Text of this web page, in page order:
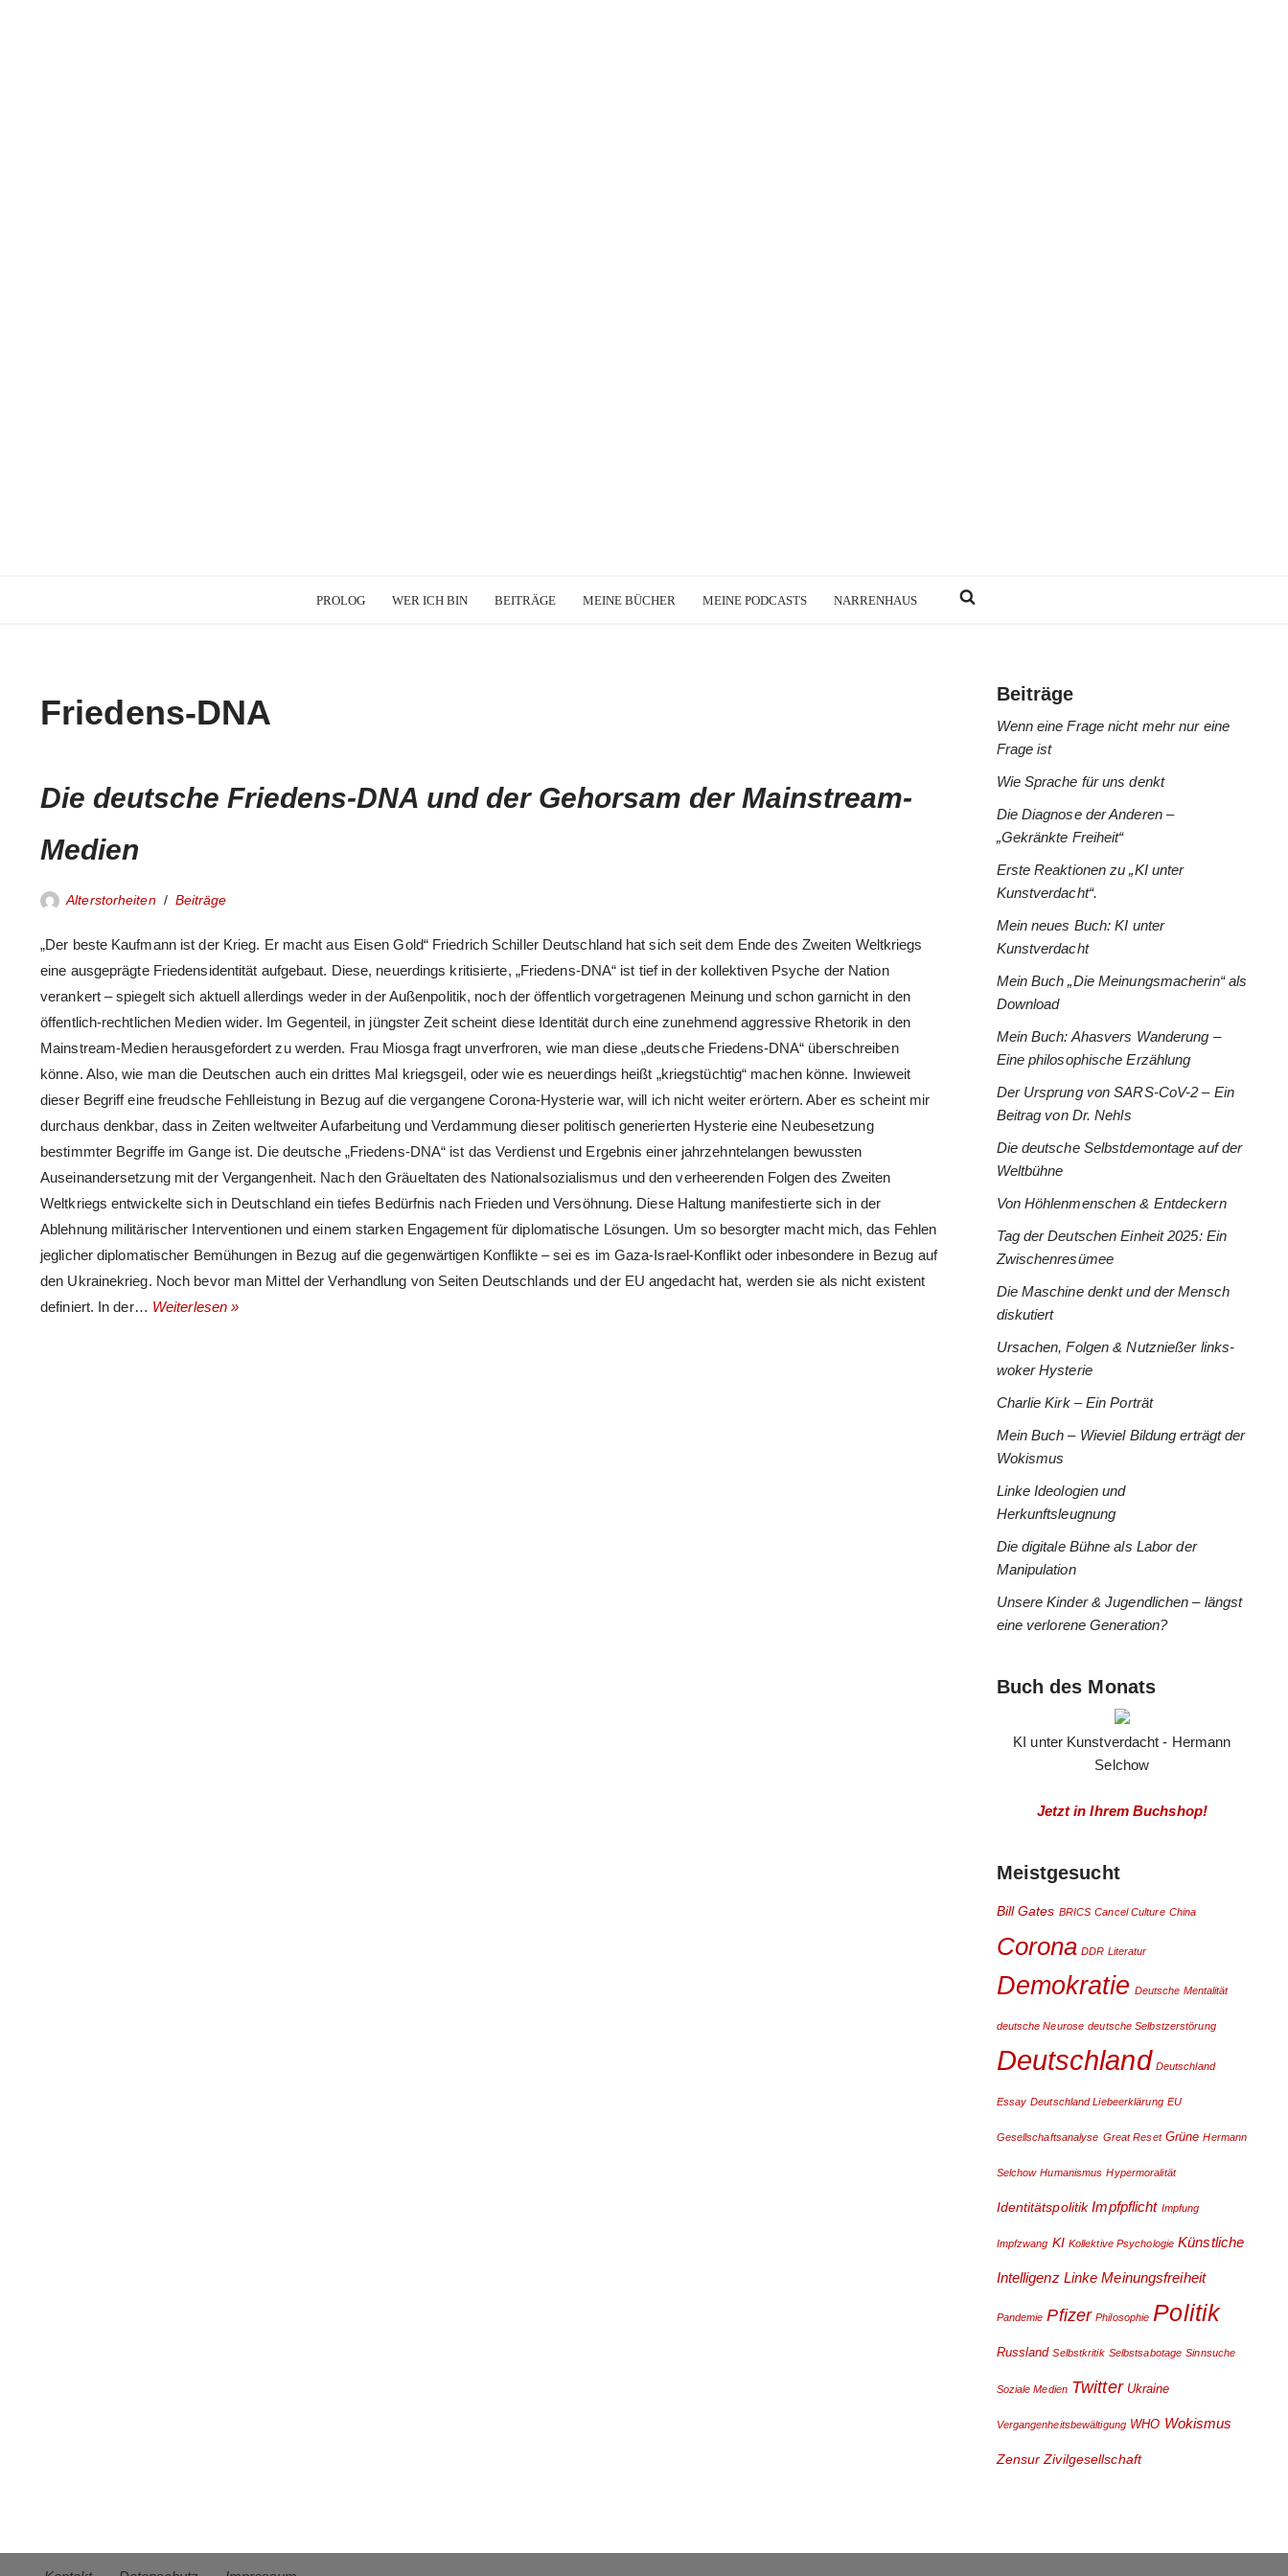
PROLOG WER ICH BIN BEITRÄGE MEINE BÜCHER MEINE PODCASTS NARRENHAUS
Friedens-DNA
Die deutsche Friedens-DNA und der Gehorsam der Mainstream-
Medien
Alterstorheiten Beiträge
„Der beste Kaufmann ist der Krieg. Er macht aus Eisen Gold“ Friedrich Schiller Deutschland hat sich seit dem Ende des Zweiten Weltkriegs
eine ausgeprägte Friedensidentität aufgebaut. Diese, neuerdings kritisierte, „Friedens-DNA“ ist tief in der kollektiven Psyche der Nation
verankert – spiegelt sich aktuell allerdings weder in der Außenpolitik, noch der öffentlich vorgetragenen Meinung und schon garnicht in den
öffentlich-rechtlichen Medien wider. Im Gegenteil, in jüngster Zeit scheint diese Identität durch eine zunehmend aggressive Rhetorik in den
Mainstream-Medien herausgefordert zu werden. Frau Miosga fragt unverfroren, wie man diese „deutsche Friedens-DNA“ überschreiben
könne. Also, wie man die Deutschen auch ein drittes Mal kriegsgeil, oder wie es neuerdings heißt „kriegstüchtig“ machen könne. Inwieweit
dieser Begriff eine freudsche Fehlleistung in Bezug auf die vergangene Corona-Hysterie war, will ich nicht weiter erörtern. Aber es scheint mir
durchaus denkbar, dass in Zeiten weltweiter Aufarbeitung und Verdammung dieser politisch generierten Hysterie eine Neubesetzung
bestimmter Begriffe im Gange ist. Die deutsche „Friedens-DNA“ ist das Verdienst und Ergebnis einer jahrzehntelangen bewussten
Auseinandersetzung mit der Vergangenheit. Nach den Gräueltaten des Nationalsozialismus und den verheerenden Folgen des Zweiten
Weltkriegs entwickelte sich in Deutschland ein tiefes Bedürfnis nach Frieden und Versöhnung. Diese Haltung manifestierte sich in der
Ablehnung militärischer Interventionen und einem starken Engagement für diplomatische Lösungen. Um so besorgter macht mich, das Fehlen
jeglicher diplomatischer Bemühungen in Bezug auf die gegenwärtigen Konflikte – sei es im Gaza-Israel-Konflikt oder inbesondere in Bezug auf
den Ukrainekrieg. Noch bevor man Mittel der Verhandlung von Seiten Deutschlands und der EU angedacht hat, werden sie als nicht existent
definiert. In der… Weiterlesen »
Beiträge
Wenn eine Frage nicht mehr nur eine
Frage ist
Wie Sprache für uns denkt
Die Diagnose der Anderen –
„Gekränkte Freiheit“
Erste Reaktionen zu „KI unter
Kunstverdacht“.
Mein neues Buch: KI unter
Kunstverdacht
Mein Buch „Die Meinungsmacherin“ als
Download
Mein Buch: Ahasvers Wanderung –
Eine philosophische Erzählung
Der Ursprung von SARS-CoV-2 – Ein
Beitrag von Dr. Nehls
Die deutsche Selbstdemontage auf der
Weltbühne
Von Höhlenmenschen & Entdeckern
Tag der Deutschen Einheit 2025: Ein
Zwischenresümee
Die Maschine denkt und der Mensch
diskutiert
Ursachen, Folgen & Nutznießer links-
woker Hysterie
Charlie Kirk – Ein Porträt
Mein Buch – Wieviel Bildung erträgt der
Wokismus
Linke Ideologien und
Herkunftsleugnung
Die digitale Bühne als Labor der
Manipulation
Unsere Kinder & Jugendlichen – längst
eine verlorene Generation?
Buch des Monats
KI unter Kunstverdacht - Hermann
Selchow
Jetzt in Ihrem Buchshop!
Meistgesucht
Bill Gates BRICS Cancel Culture China
Corona DDR Literatur
Demokratie Deutsche Mentalität
deutsche Neurose deutsche Selbstzerstörung
Deutschland Deutschland
Essay Deutschland Liebeerklärung EU
Gesellschaftsanalyse Great Reset Grüne Hermann
Selchow Humanismus Hypermoralität
Identitätspolitik Impfpflicht Impfung
Impfzwang KI Kollektive Psychologie Künstliche
Intelligenz Linke Meinungsfreiheit
Pandemie Pfizer Philosophie Politik
Russland Selbstkritik Selbstsabotage Sinnsuche
Soziale Medien Twitter Ukraine
Vergangenheitsbewältigung WHO Wokismus
Zensur Zivilgesellschaft